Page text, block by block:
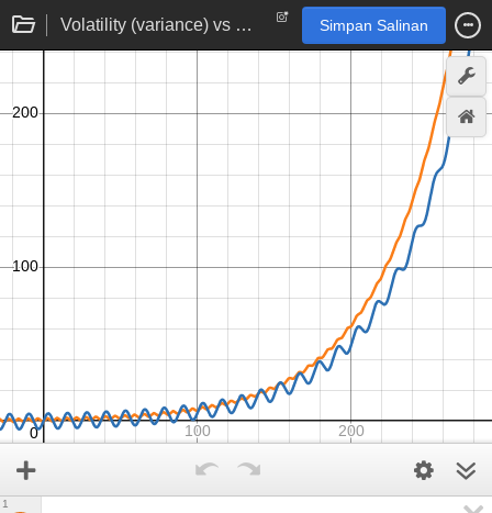
Volatility (variance) vs Efficiency (growth, slope) Simpan Salinan
1